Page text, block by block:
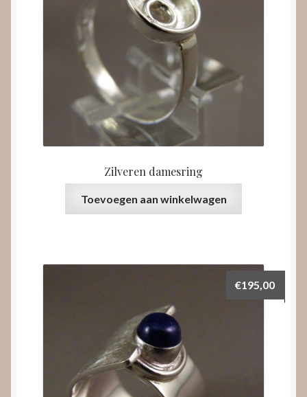
Zilveren damesring
Toevoegen aan winkelwagen
€195,00